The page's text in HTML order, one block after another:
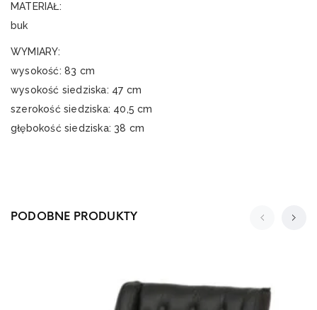
MATERIAŁ:
buk
WYMIARY:
wysokość: 83 cm
wysokość siedziska: 47 cm
szerokość siedziska: 40,5 cm
głębokość siedziska: 38 cm
PODOBNE PRODUKTY